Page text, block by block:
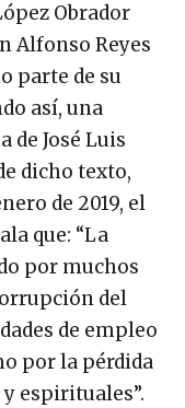
Obrador
Alfonso Reyes
parte de su
así, una
de José Luis
dicho texto,
de 2019, el
que: “La
por muchos
del
de empleo
por la pérdida
espirituales”.